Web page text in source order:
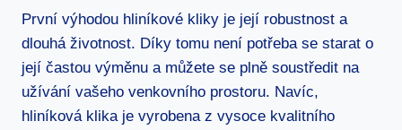
První⁤ výhodou hliníkové kliky je její robustnost a
dlouhá ⁤životnost. ⁣Díky tomu ‌není potřeba se starat o
její častou ⁢výměnu a můžete se plně soustředit ‌na
užívání vašeho ⁣venkovního prostoru. Navíc,
hliníková klika je vyrobena z vysoce kvalitního